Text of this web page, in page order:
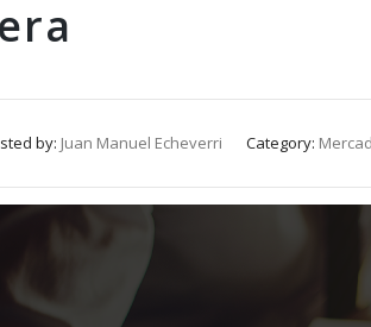
by: Juan Manuel Echeverri Category: